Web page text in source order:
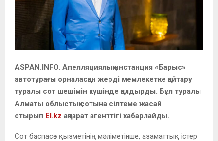
ASPAN.INFO. Апелляциялық инстанция «Барыс»
автотұрағы орналасқан жерді мемлекетке қайтару
туралы сот шешімін күшінде қалдырды. Бұл туралы
Алматы облыстық сотына сілтеме жасай
отырып El.kz ақпарат агенттігі хабарлайды.
Сот баспасөз қызметінің мәліметінше, азаматтық істер